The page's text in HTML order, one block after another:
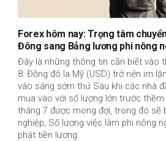
Forex hôm nay: Trọng tâm
Đông sang Bảng lương phi nông
Đây là những thông tin cần biết vào
8: Đồng đô la Mỹ (USD) trở nên im
vào sáng sớm thứ Sáu khi các nhà
mua vào với số lượng lớn trước
tháng 7 được mong đợi, trong đó sẽ
nghiệp, Số lượng việc làm phi nông
phát tiền lương.